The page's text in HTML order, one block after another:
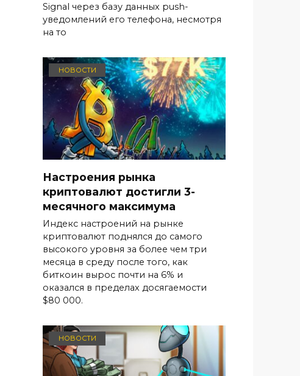
Signal через базу данных push-
уведомлений его телефона, несмотря
на то
НОВОСТИ
Настроения рынка
криптовалют достигли 3-
месячного максимума
Индекс настроений на рынке
криптовалют поднялся до самого
высокого уровня за более чем три
месяца в среду после того, как
биткоин вырос почти на 6% и
оказался в пределах досягаемости
$80 000.
НОВОСТИ